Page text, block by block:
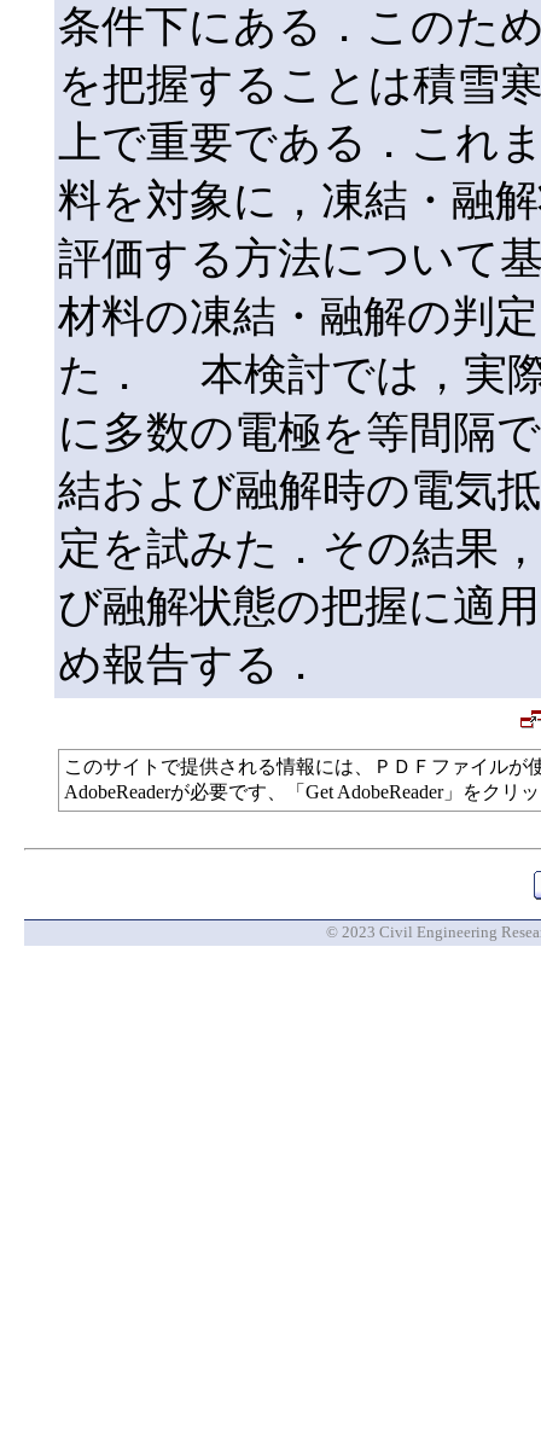
条件下にある．このた
を把握することは積雪
上で重要である．これ
料を対象に，凍結・融
評価する方法について
材料の凍結・融解の判
た． 本検討では，実
に多数の電極を等間隔
結および融解時の電気
定を試みた．その結果
び融解状態の把握に適
め報告する．
このサイトで提供される情報には、ＰＤＦファイル
AdobeReaderが必要です、「Get AdobeReader」をク
© 2023 Civil Engineering